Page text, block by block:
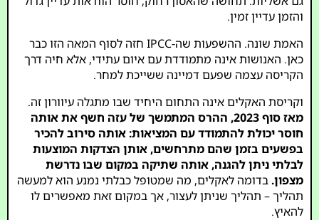
והזמן עדיין זמין.
האמת שונה. ההשפעות שה-IPCC חזה לסוף המאה הזו כבר
כאן. האנושות אינה מתמודדת עם איום עתידי, אלא חיה דרך
הקריסה עצמה שפעם דמיינה ששייכת למחר.
וקריסת האקלים אינה התחום היחיד שבו מתגלה עיוורון זה.
מאז סוף 2023, ההרס המתמשך של עזה חשף את אותה
חוסר יכולת להתמודד עם המציאות: אותה סירוב להכיר
בפשעים בזמן שהם מתרחשים, אותן הצדקות המוצעות
לבלתי ניתן להגנה, אותה שתיקה במקום שבו נדרשת
מצפון. בדומה לאקלים, מה שמטופל כבלתי נמנע הוא למעשה
תהליך – תהליך שניתן לעצור, אך במקום זאת מאפשרים לו
להאיץ.